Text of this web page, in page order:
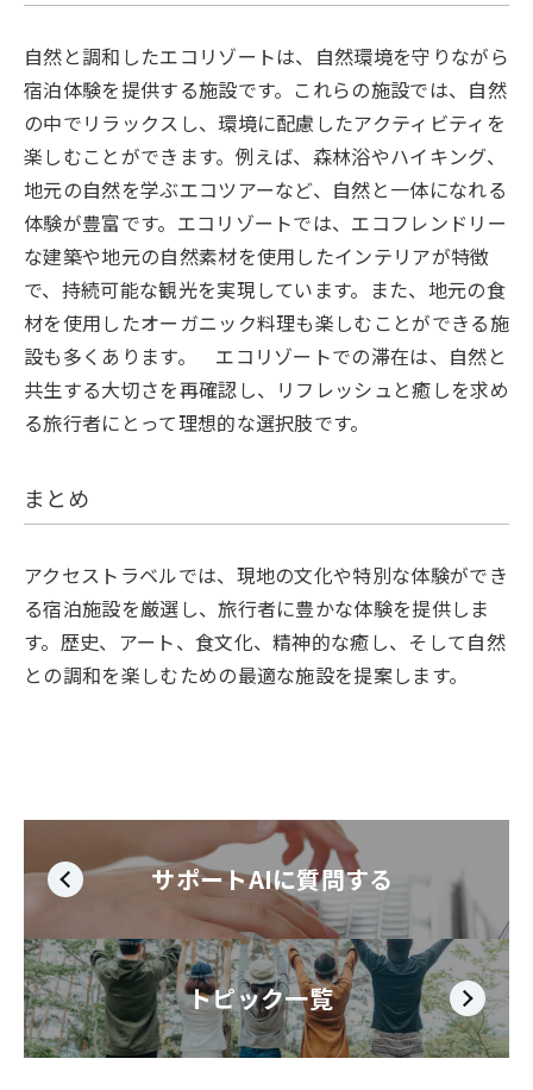
自然と調和したエコリゾートは、自然環境を守りながら
宿泊体験を提供する施設です。これらの施設では、自然
の中でリラックスし、環境に配慮したアクティビティを
楽しむことができます。例えば、森林浴やハイキング、
地元の自然を学ぶエコツアーなど、自然と一体になれる
体験が豊富です。エコリゾートでは、エコフレンドリー
な建築や地元の自然素材を使用したインテリアが特徴
で、持続可能な観光を実現しています。また、地元の食
材を使用したオーガニック料理も楽しむことができる施
設も多くあります。 エコリゾートでの滞在は、自然と
共生する大切さを再確認し、リフレッシュと癒しを求め
る旅行者にとって理想的な選択肢です。
まとめ
アクセストラベルでは、現地の文化や特別な体験ができ
る宿泊施設を厳選し、旅行者に豊かな体験を提供しま
す。歴史、アート、食文化、精神的な癒し、そして自然
との調和を楽しむための最適な施設を提案します。
サポートAIに質問する
トピック一覧